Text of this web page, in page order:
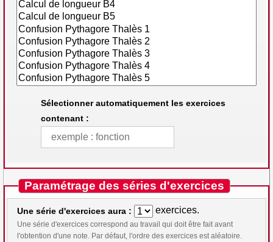
Sélectionner automatiquement les exercices
contenant :
Paramétrage des séries d'exercices
Une série d'exercices aura : exercices.
Une série d'exercices correspond au travail qui doit être fait avant
l'obtention d'une note. Par défaut, l'ordre des exercices est aléatoire.